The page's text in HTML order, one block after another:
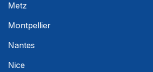
Metz
Montpellier
Nantes
Nice